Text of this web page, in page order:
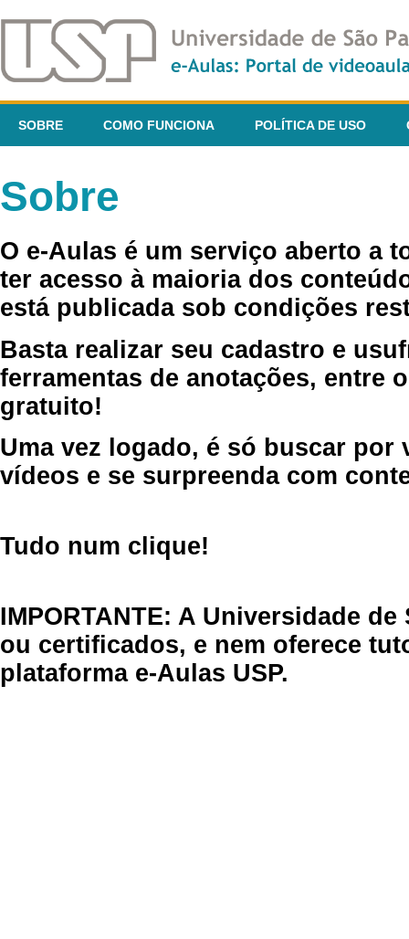
SOBRE COMO FUNCIONA POLÍTICA DE USO
Sobre
O e-Aulas é um serviço aberto a
ter acesso à maioria dos
está publicada sob condições
Basta realizar seu cadastro e
ferramentas de anotações, entre
gratuito!
Uma vez logado, é só buscar por
vídeos e se surpreenda com
Tudo num clique!
IMPORTANTE: A Universidade
ou certificados, e nem oferece
plataforma e-Aulas USP.